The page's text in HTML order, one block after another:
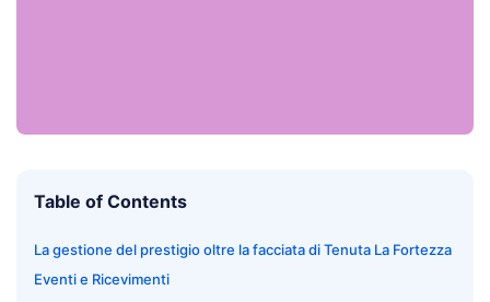
Table of Contents
La gestione del prestigio oltre la facciata di Tenuta La Fortezza
Eventi e Ricevimenti